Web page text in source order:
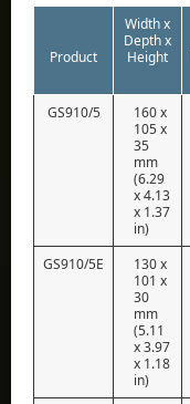
Product
Width x
Depth x
Height
GS910/5
160 x
105 x
35
mm
(6.29
x 4.13
x 1.37
in)
GS910/5E
130 x
101 x
30
mm
(5.11
x 3.97
x 1.18
in)